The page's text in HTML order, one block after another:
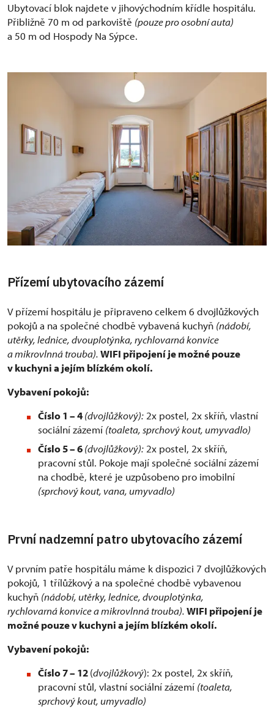
Ubytovací blok najdete v jihovýchodním křídle hospitálu.
Přibližně 70 m od parkoviště (pouze pro osobní auta)
a 50 m od Hospody Na Sýpce.
Přízemí ubytovacího zázemí
V přízemí hospitálu je připraveno celkem 6 dvojlůžkových
pokojů a na společné chodbě vybavená kuchyň (nádobí,
utěrky, lednice, dvouplotýnka, rychlovarná konvice
a mikrovlnná trouba).WIFI připojení je možné pouze
v kuchyni a jejím blízkém okolí.
Vybavení pokojů:
Číslo 1 – 4(dvojlůžkový): 2x postel, 2x skříň, vlastní
sociální zázemí (toaleta, sprchový kout, umyvadlo)
Číslo 5 – 6(dvojlůžkový): 2x postel, 2x skříň,
pracovní stůl. Pokoje mají společné sociální zázemí
na chodbě, které je uzpůsobeno pro imobilní
(sprchový kout, vana, umyvadlo)
První nadzemní patro ubytovacího zázemí
V prvním patře hospitálu máme k dispozici 7 dvojlůžkových
pokojů, 1 třílůžkový a na společné chodbě vybavenou
kuchyň (nádobí, utěrky, lednice, dvouplotýnka,
rychlovarná konvice a mikrovlnná trouba).WIFI připojení je
možné pouze v kuchyni a jejím blízkém okolí.
Vybavení pokojů:
Číslo 7 – 12(dvojlůžkový): 2x postel, 2x skříň,
pracovní stůl, vlastní sociální zázemí (toaleta,
sprchový kout, umyvadlo)